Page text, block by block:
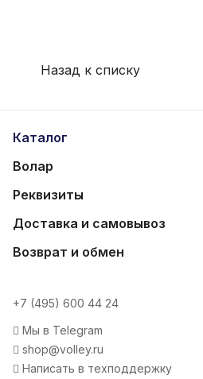
Назад к списку
Каталог
Волар
Реквизиты
Доставка и самовывоз
Возврат и обмен
+7 (495) 600 44 24
Мы в Telegram
shop@volley.ru
Написать в техподдержку